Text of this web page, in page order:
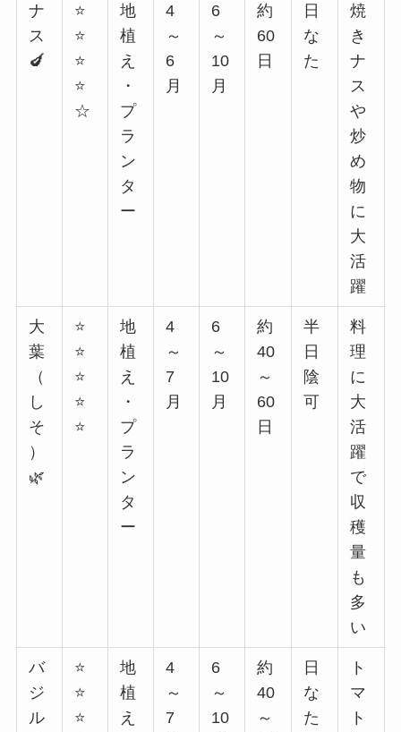
ナ
ス
🍆
⭐
⭐
⭐
⭐
☆
地
植
え
・
プ
ラ
ン
タ
ー
4
～
6
月
6
～
10
月
約
60
日
日
な
た
焼
き
ナ
ス
や
炒
め
物
に
大
活
躍
大
葉
（
し
そ
）
🌿
⭐
⭐
⭐
⭐
⭐
地
植
え
・
プ
ラ
ン
タ
ー
4
～
7
月
6
～
10
月
約
40
～
60
日
半
日
陰
可
料
理
に
大
活
躍
で
収
穫
量
も
多
い
バ
ジ
ル
⭐
⭐
⭐
地
植
え
4
～
7
6
～
10
約
40
～
日
な
た
ト
マ
ト